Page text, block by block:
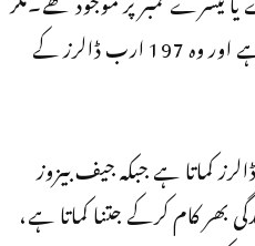
2024 کے دوران ان کی دولت میں اب تک 20 ارب ڈالرز کا اضافہ ہوا ہے اور وہ 197 ارب ڈالرز کے
امریکا میں ایک عام فرد زندگی بھر میں اوسطاً 17 لاکھ ڈالرز کماتا ہے جبکہ جیف بیزوز
بھر کام کرکے جتنا کماتا ہے،